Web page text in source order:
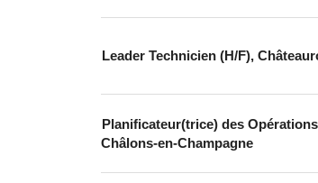
Leader Technicien (H/F),
Planificateur(trice) des
Châlons-en-Champagne